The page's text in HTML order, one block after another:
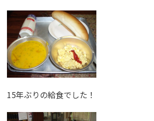
15年ぶりの給食でした！